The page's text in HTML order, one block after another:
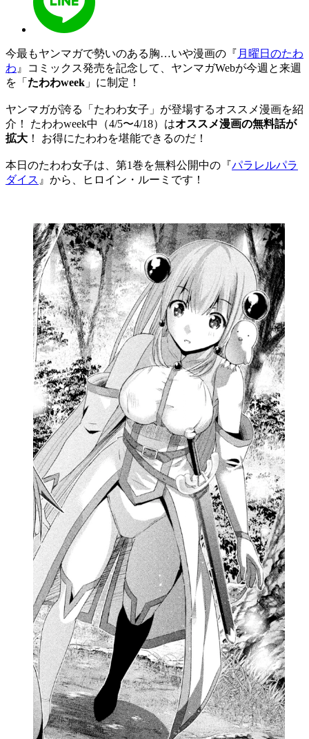
今最もヤンマガで勢いのある胸…いや漫画の『 月曜日のたわ
わ 』コミックス発売を記念して、ヤンマガWebが今週と来週
を「 たわわweek 」に制定！
ヤンマガが誇る「たわわ女子」が登場するオススメ漫画を紹
介！ たわわweek中（4/5〜4/18）はオススメ漫画の無料話が
拡大 ！ お得にたわわを堪能できるのだ！
本日のたわわ女子は、第1巻を無料公開中の『パラレルパラ
ダイス 』から、ヒロイン・ルーミです！